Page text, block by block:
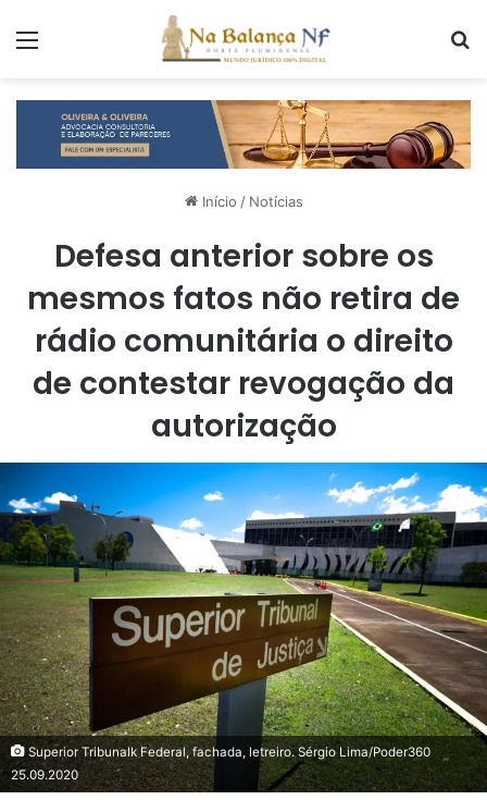
Início / Notícias
Defesa anterior sobre os
mesmos fatos não retira de
rádio comunitária o direito
de contestar revogação da
autorização
Superior Tribunalk Federal, fachada, letreiro. Sérgio Lima/Poder360
25.09.2020